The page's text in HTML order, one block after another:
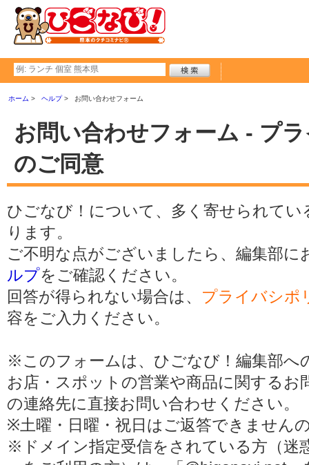
ホーム ヘルプ お問い合わせフォーム
お問い合わせフォーム - プ
のご同意
ひごなび！について、多く寄せられてい
ります。
ご不明な点がございましたら、編集部
ルプをご確認ください。
回答が得られない場合は、 プライバシポ
容をご入力ください。
※このフォームは、ひごなび！編集部へ
お店・スポットの営業や商品に関する
の連絡先に直接お問い合わせください。
※土曜・日曜・祝日はご返答できません
※ドメイン指定受信をされている方（迷